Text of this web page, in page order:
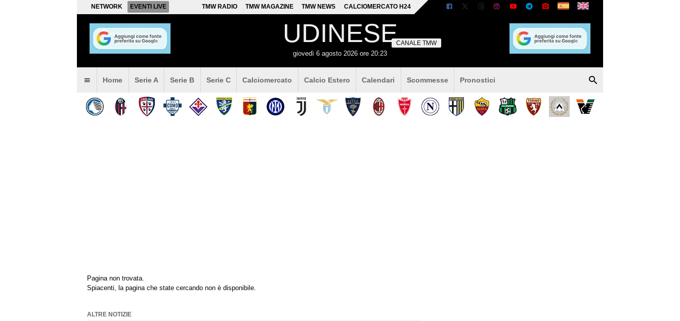
NETWORK EVENTI LIVE TMW RADIO TMW MAGAZINE TMW NEWS CALCIOMERCATO H24
UDINESE
giovedì 6 agosto 2026 ore 20:23
CANALE TMW
Home Serie A Serie B Serie C Calciomercato Calcio Estero Calendari Scommesse Pronostici
Pagina non trovata.
Spiacenti, la pagina che state cercando non è disponibile.
ALTRE NOTIZIE